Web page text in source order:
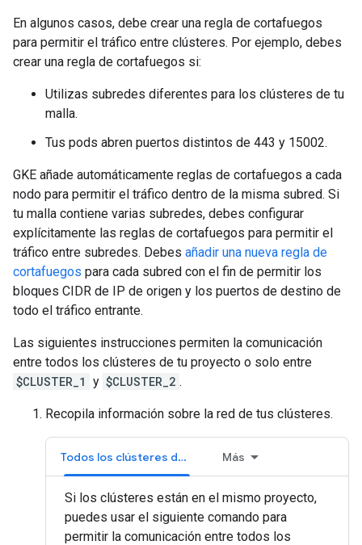
En algunos casos, debe crear una regla de cortafuegos
para permitir el tráfico entre clústeres. Por ejemplo, debes
crear una regla de cortafuegos si:
Utilizas subredes diferentes para los clústeres de tu
malla.
Tus pods abren puertos distintos de 443 y 15002.
GKE añade automáticamente reglas de cortafuegos a cada
nodo para permitir el tráfico dentro de la misma subred. Si
tu malla contiene varias subredes, debes configurar
explícitamente las reglas de cortafuegos para permitir el
tráfico entre subredes. Debes añadir una nueva regla de
cortafuegos para cada subred con el fin de permitir los
bloques CIDR de IP de origen y los puertos de destino de
todo el tráfico entrante.
Las siguientes instrucciones permiten la comunicación
entre todos los clústeres de tu proyecto o solo entre
$CLUSTER_1 y $CLUSTER_2 .
Recopila información sobre la red de tus clústeres.
Todos los clústeres del proyecto Más
Si los clústeres están en el mismo proyecto,
puedes usar el siguiente comando para
permitir la comunicación entre todos los